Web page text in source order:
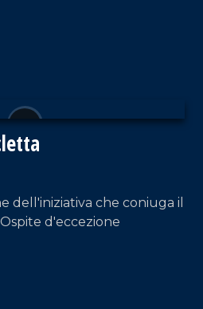
dell'iniziativa che coniuga il
d'eccezione